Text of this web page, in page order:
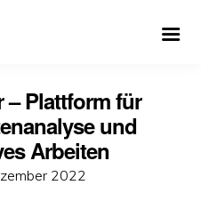
– Plattform für
und
Arbeiten
2022